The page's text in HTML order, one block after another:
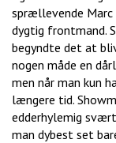
sprællevende
dygtig frontmand.
begyndte det at
nogen måde en
men når man kun
længere tid.
edderhylemig
man dybest set